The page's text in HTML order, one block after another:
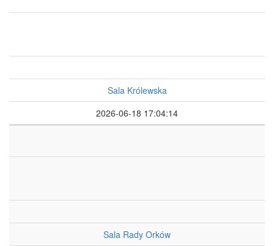
Sala Królewska
2026-06-18 17:04:14
Sala Rady Orków